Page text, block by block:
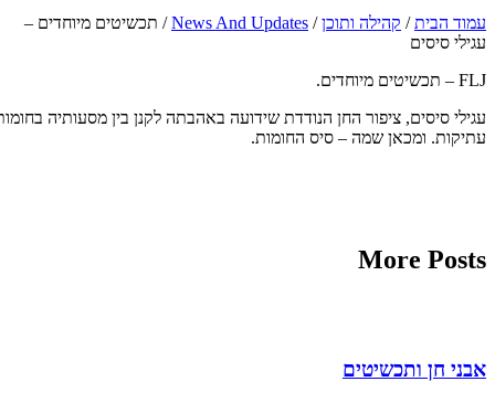
עמוד הבית/קהילה ותוכן/
News And Updates/ תכשיטים מיוחדים –
עגילי סיסים
FLJ – תכשיטים מיוחדים.
עגילי סיסים, ציפור החן הנודדת שידועה באהבתה לקנן בין מסעותיה בחומות
עתיקות. ומכאן שמה – סיס החומות.
More Posts
אבני חן ותכשיטים